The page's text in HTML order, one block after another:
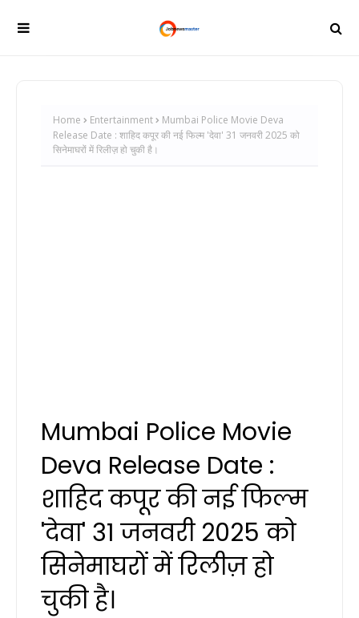
Home Entertainment
Mumbai Police Movie Deva
Release Date : शाहिद कपूर की नई फिल्म 'देवा' 31 जनवरी 2025 को
सिनेमाघरों में रिलीज़ हो चुकी है।
Mumbai Police Movie
Deva Release Date :
शाहिद कपूर की नई फिल्म
'देवा' 31 जनवरी 2025 को
सिनेमाघरों में रिलीज़ हो
चुकी है।